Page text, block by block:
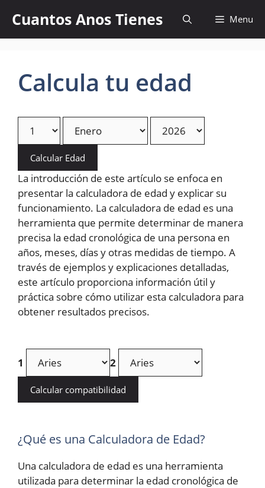
content
Cuantos Anos Tienes Menu
Calcula tu edad
Calcular Edad
La introducción de este artículo se enfoca en
presentar la calculadora de edad y explicar su
funcionamiento. La calculadora de edad es una
herramienta que permite determinar de manera
precisa la edad cronológica de una persona en
años, meses, días y otras medidas de tiempo. A
través de ejemplos y explicaciones detalladas,
este artículo proporciona información útil y
práctica sobre cómo utilizar esta calculadora para
obtener resultados precisos.
1 2
Calcular compatibilidad
¿Qué es una Calculadora de Edad?
Una calculadora de edad es una herramienta
utilizada para determinar la edad cronológica de